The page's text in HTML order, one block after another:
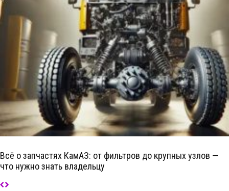
Всё о запчастях КамАЗ: от фильтров до крупных узлов —
что нужно знать владельцу